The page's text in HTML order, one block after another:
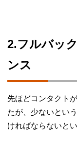
2.フルバッ
ンス
先ほどコンタクト
たが、少ないとい
ければならないと